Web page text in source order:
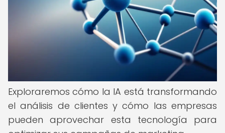
Exploraremos cómo la IA está transformando
el análisis de clientes y cómo las empresas
pueden aprovechar esta tecnología para